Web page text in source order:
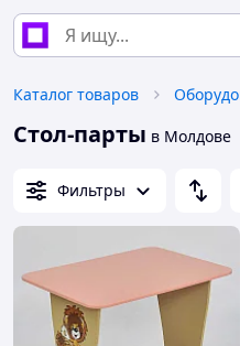
Каталог товаров
Стол-парты в Молдове
Фильтры